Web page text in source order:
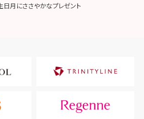
日月にささやかなプレゼント